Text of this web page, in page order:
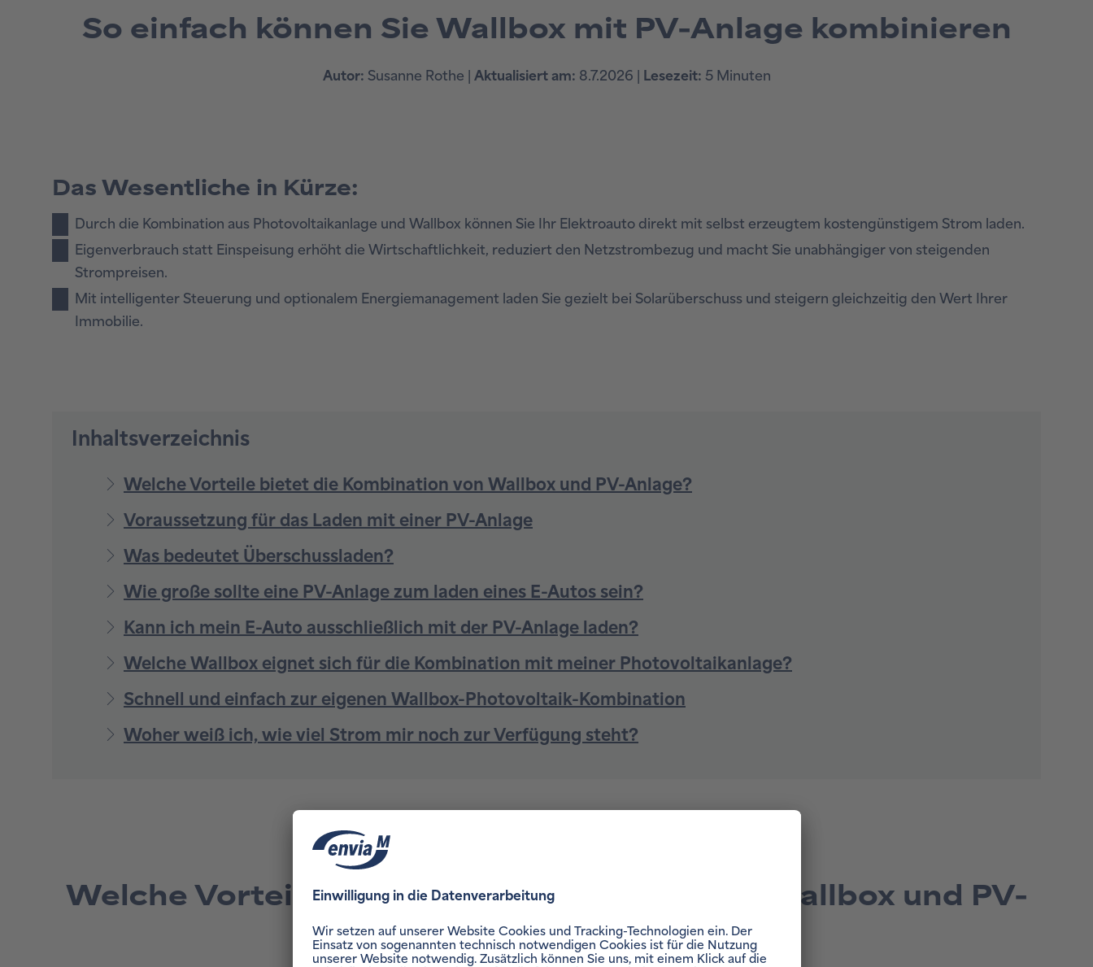
So einfach können Sie Wallbox mit PV-Anlage kombinieren
Autor: Susanne Rothe | Aktualisiert am: 8.7.2026 | Lesezeit: 5 Minuten
Das Wesentliche in Kürze:
Durch die Kombination aus Photovoltaikanlage und Wallbox können Sie Ihr Elektroauto direkt mit selbst erzeugtem kostengünstigem Strom laden.
Eigenverbrauch statt Einspeisung erhöht die Wirtschaftlichkeit, reduziert den Netzstrombezug und macht Sie unabhängiger von steigenden
Strompreisen.
Mit intelligenter Steuerung und optionalem Energiemanagement laden Sie gezielt bei Solarüberschuss und steigern gleichzeitig den Wert Ihrer
Immobilie.
Welche Vorteile bietet die Kombination von Wallbox und PV-
Anlage?